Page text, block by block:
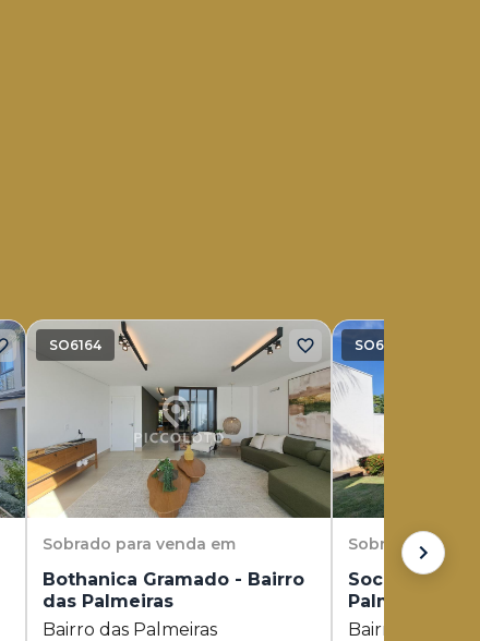
SO6164
Sobrado para venda em
Bothanica Gramado - Bairro
das Palmeiras
Bairro das Palmeiras
SO6343
Sobrado para
Sociedade
Palmeiras -
Palmeiras
Bairro das